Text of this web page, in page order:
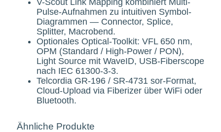
V-Scout Link Mapping kombiniert Multi-
Pulse-Aufnahmen zu intuitiven Symbol-
Diagrammen — Connector, Splice,
Splitter, Macrobend.
Optionales Optical-Toolkit: VFL 650 nm,
OPM (Standard / High-Power / PON),
Light Source mit WaveID, USB-Fiberscope
nach IEC 61300-3-3.
Telcordia GR-196 / SR-4731 sor-Format,
Cloud-Upload via Fiberizer über WiFi oder
Bluetooth.
Ähnliche Produkte